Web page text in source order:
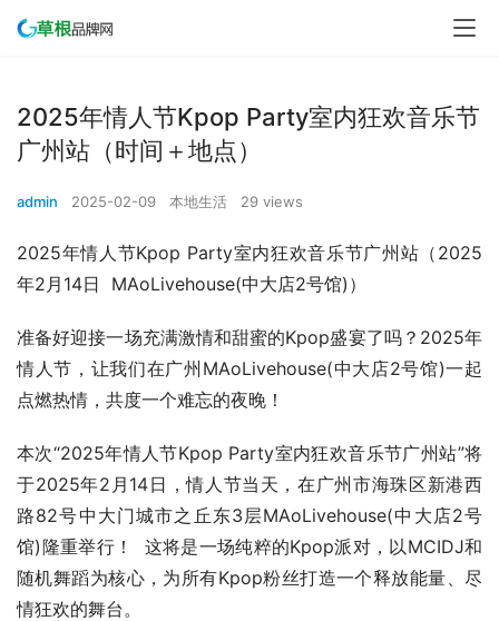
2025年情人节Kpop Party室内狂欢音乐节
广州站（时间＋地点）
admin 2025-02-09 本地生活 29 views
2025年情人节Kpop Party室内狂欢音乐节广州站（2025
年2月14日  MAoLivehouse(中大店2号馆)）
准备好迎接一场充满激情和甜蜜的Kpop盛宴了吗？2025年
情人节，让我们在广州MAoLivehouse(中大店2号馆)一起
点燃热情，共度一个难忘的夜晚！
本次“2025年情人节Kpop Party室内狂欢音乐节广州站”将
于2025年2月14日，情人节当天，在广州市海珠区新港西
路82号中大门城市之丘东3层MAoLivehouse(中大店2号
馆)隆重举行！  这将是一场纯粹的Kpop派对，以MCIDJ和
随机舞蹈为核心，为所有Kpop粉丝打造一个释放能量、尽
情狂欢的舞台。